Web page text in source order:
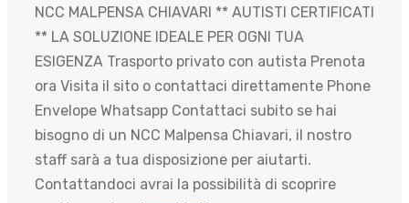
NCC MALPENSA CHIAVARI ** AUTISTI CERTIFICATI
** LA SOLUZIONE IDEALE PER OGNI TUA
ESIGENZA Trasporto privato con autista Prenota
ora Visita il sito o contattaci direttamente Phone
Envelope Whatsapp Contattaci subito se hai
bisogno di un NCC Malpensa Chiavari, il nostro
staff sarà a tua disposizione per aiutarti.
Contattandoci avrai la possibilità di scoprire